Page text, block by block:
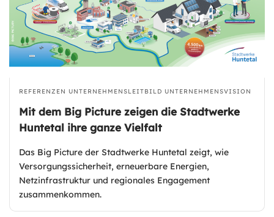
REFERENZEN UNTERNEHMENSLEITBILD UNTERNEHMENSVISION
Mit dem Big Picture zeigen die Stadtwerke
Huntetal ihre ganze Vielfalt
Das Big Picture der Stadtwerke Huntetal zeigt, wie
Versorgungssicherheit, erneuerbare Energien,
Netzinfrastruktur und regionales Engagement
zusammenkommen.